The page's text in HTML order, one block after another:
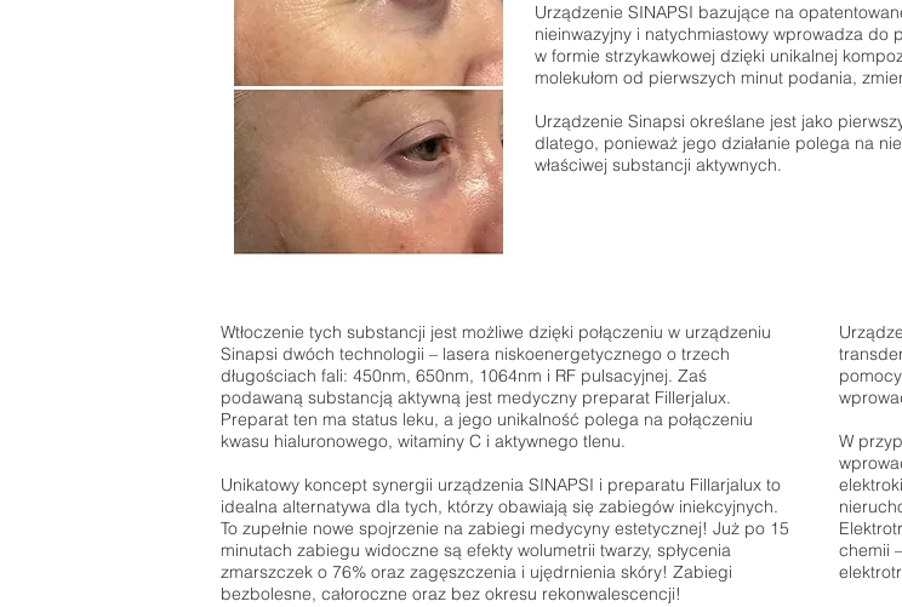
Urządzenie SINAPSI bazujące na
nieinwazyjny i natychmiastowy wprowadza do
w formie strzykawkowej dzięki unikalnej
molekułom od pierwszych minut podania,
Urządzenie Sinapsi określane jest jako
dlatego, ponieważ jego działanie polega na
właściwej substancji aktywnych.
Wtłoczenie tych substancji jest możliwe dzięki połączeniu w urządzeniu
Sinapsi dwóch technologii – lasera niskoenergetycznego o trzech
długościach fali: 450nm, 650nm, 1064nm i RF pulsacyjnej. Zaś
podawaną substancją aktywną jest medyczny preparat Fillerjalux.
Preparat ten ma status leku, a jego unikalność polega na połączeniu
kwasu hialuronowego, witaminy C i aktywnego tlenu.
Unikatowy koncept synergii urządzenia SINAPSI i preparatu Fillarjalux to
idealna alternatywa dla tych, którzy obawiają się zabiegów iniekcyjnych.
To zupełnie nowe spojrzenie na zabiegi medycyny estetycznej! Już po 15
minutach zabiegu widoczne są efekty wolumetrii twarzy, spłycenia
zmarszczek o 76% oraz zagęszczenia i ujędrnienia skóry! Zabiegi
bezbolesne, całoroczne oraz bez okresu rekonwalescencji!
W
chemii